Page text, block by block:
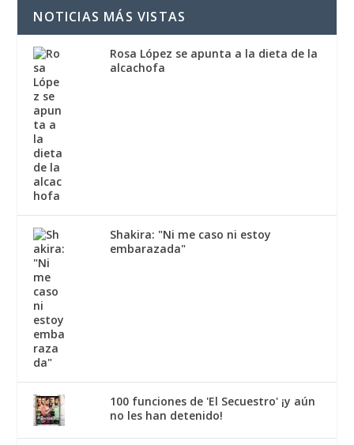
NOTICIAS MÁS VISTAS
Rosa López se apunta a la dieta de la
alcachofa
Shakira: "Ni me caso ni estoy
embarazada"
100 funciones de 'El Secuestro' ¡y aún
no les han detenido!